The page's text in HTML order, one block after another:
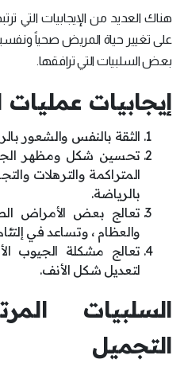
هناك العديد من الإيجابيات التي
على تغيير حياة المريض صحياً
بعض السلبيات التي ترافقها.
إيجابيات عمليات
الثقة بالنفس والشعور
تحسين شكل ومظهر
المتراكمة والترهلات
بالرياضة.
تعالج بعض الأمراض
والعظام ، وتساعد في
تعالج مشكلة الجيوب
لتعديل شكل الأنف.
السلبيات
التجميل